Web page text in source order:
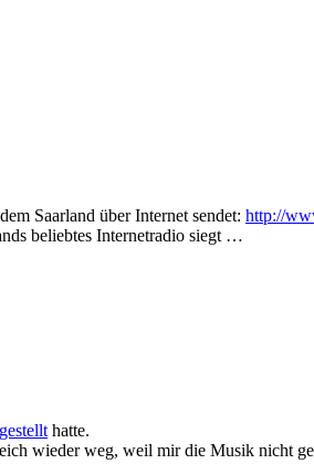
Saarland über Internet sendet: http://
beliebtes Internetradio siegt …
hatte.
wieder weg, weil mir die Musik nicht